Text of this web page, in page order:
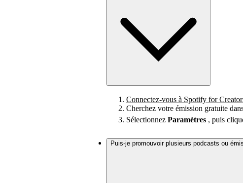
Connectez-vous à Spotify for
Cherchez votre émission gratuite
Sélectionnez Paramètres , puis
Puis-je promouvoir plusieurs podcasts ou